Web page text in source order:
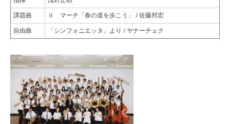
課題曲 Ⅱ マーチ「春の道を歩こう」 / 佐藤邦宏
自由曲 「シンフォニエッタ」より / ヤナーチェク